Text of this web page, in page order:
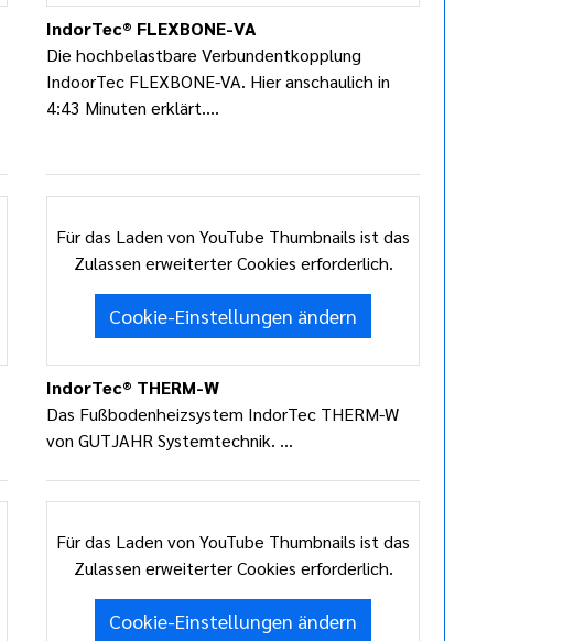
IndorTec® FLEXBONE-VA
Die hochbelastbare Verbundentkopplung
IndoorTec FLEXBONE-VA. Hier anschaulich in
4:43 Minuten erklärt....
Für das Laden von YouTube Thumbnails ist das
Zulassen erweiterter Cookies erforderlich.
Cookie-Einstellungen ändern
IndorTec® THERM-W
Das Fußbodenheizsystem IndorTec THERM-W
von GUTJAHR Systemtechnik. ...
Für das Laden von YouTube Thumbnails ist das
Zulassen erweiterter Cookies erforderlich.
Cookie-Einstellungen ändern